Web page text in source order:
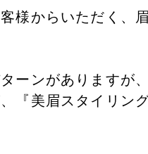
様からいただく、
ーンがありますが
『美眉スタイリング